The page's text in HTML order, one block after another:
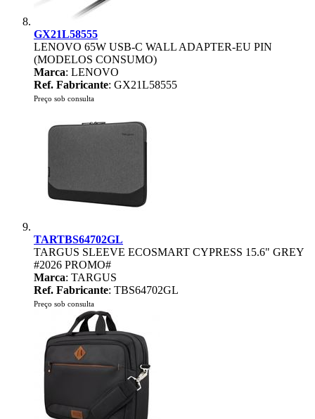
GX21L58555
LENOVO 65W USB-C WALL ADAPTER-EU PIN
(MODELOS CONSUMO)
Marca: LENOVO
Ref. Fabricante: GX21L58555
Preço sob consulta
TARTBS64702GL
TARGUS SLEEVE ECOSMART CYPRESS 15.6" GREY
#2026 PROMO#
Marca: TARGUS
Ref. Fabricante: TBS64702GL
Preço sob consulta